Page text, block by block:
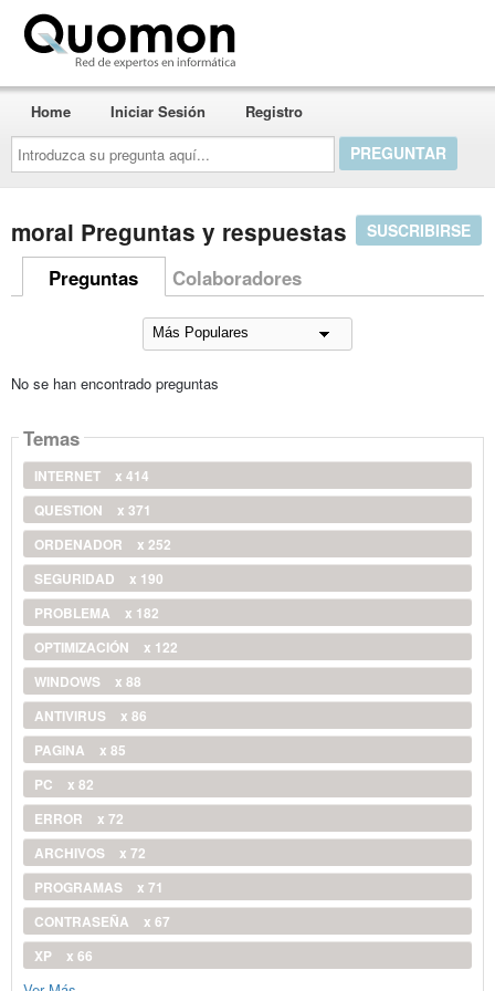
Introduzca
su
pregunta
aquí...
Home Iniciar Sesión Registro
moral Preguntas y respuestas SUSCRIBIRSE
Preguntas Colaboradores
No se han encontrado preguntas
Temas
INTERNET
x 414
QUESTION
x 371
ORDENADOR
x 252
SEGURIDAD
x 190
PROBLEMA
x 182
OPTIMIZACIÓN
x 122
WINDOWS
x 88
ANTIVIRUS
x 86
PAGINA
x 85
PC
x 82
ERROR
x 72
ARCHIVOS
x 72
PROGRAMAS
x 71
CONTRASEÑA
x 67
XP
x 66